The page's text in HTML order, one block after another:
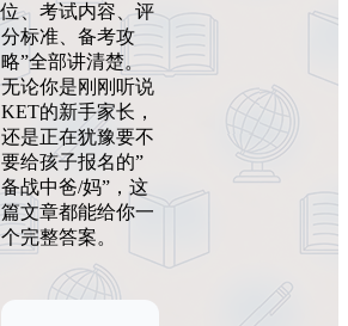
位、考试内容、评
分标准、备考攻
略”全部讲清楚。
无论你是刚刚听说
KET的新手家长，
还是正在犹豫要不
要给孩子报名的”
备战中爸/妈”，这
篇文章都能给你一
个完整答案。